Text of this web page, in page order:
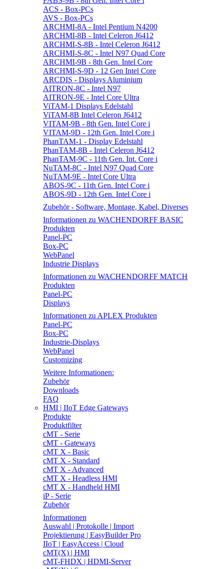
ACS - Box-PCs
AVS - Box-PCs
ARCHMI-8A - Intel Pentium N4200
ARCHMI-8B - Intel Celeron J6412
ARCHMI-S-8B - Intel Celeron J6412
ARCHMI-S-8C - Intel N97 Quad Core
ARCHMI-9B - 8th Gen. Intel Core
ARCHMI-S-9D - 12 Gen Intel Core
ARCDIS - Displays Aluminium
AITRON-8C - Intel N97
AITRON-9E - Intel Core Ultra
ViTAM-1 Displays Edelstahl
ViTAM-8B Intel Celeron J6412
VITAM-9B - 8th Gen. Intel Core i
VITAM-9D - 12th Gen. Intel Core i
PhanTAM-1 - Display Edelstahl
PhanTAM-8B - Intel Celeron J6412
PhanTAM-9C - 11th Gen. Int. Core i
NuTAM-8C - Intel N97 Quad Core
NuTAM-9E - Intel Core Ultra
ABOS-9C - 11th Gen. Intel Core i
ABOS-9D - 12th Gen. Intel Core i
Zubehör - Software, Montage, Kabel, Diverses
Informationen zu WACHENDORFF BASIC
Produkten
Panel-PC
Box-PC
WebPanel
Industrie Displays
Informationen zu WACHENDORFF MATCH
Produkten
Panel-PC
Displays
Informationen zu APLEX Produkten
Panel-PC
Box-PC
Industrie-Displays
WebPanel
Customizing
Weitere Informationen:
Zubehör
Downloads
FAQ
HMI | IIoT Edge Gateways
Produkte
Produktfilter
cMT - Serie
cMT - Gateways
cMT X - Basic
cMT X - Standard
cMT X - Advanced
cMT X - Headless HMI
cMT X - Handheld HMI
iP - Serie
Zubehör
Informationen
Auswahl | Protokolle | Import
Projektierung | EasyBuilder Pro
IIoT | EasyAccess | Cloud
cMT(X) | HMI
cMT-FHDX | HDMI-Server